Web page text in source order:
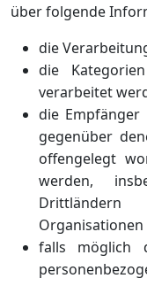
über folgende
die
die
verarbeitet
die
gegenüber
offengelegt
werden,
Organisationen
falls möglich